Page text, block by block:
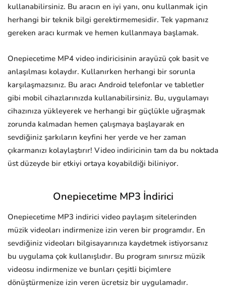
kullanabilirsiniz. Bu aracın en iyi yanı, onu kullanmak için
herhangi bir teknik bilgi gerektirmemesidir. Tek yapmanız
gereken aracı kurmak ve hemen kullanmaya başlamak.
Onepiecetime MP4 video indiricisinin arayüzü çok basit ve
anlaşılması kolaydır. Kullanırken herhangi bir sorunla
karşılaşmazsınız. Bu aracı Android telefonlar ve tabletler
gibi mobil cihazlarınızda kullanabilirsiniz. Bu, uygulamayı
cihazınıza yükleyerek ve herhangi bir güçlükle uğraşmak
zorunda kalmadan hemen çalışmaya başlayarak en
sevdiğiniz şarkıların keyfini her yerde ve her zaman
çıkarmanızı kolaylaştırır! Video indiricinin tam da bu noktada
üst düzeyde bir etkiyi ortaya koyabildiği biliniyor.
Onepiecetime MP3 İndirici
Onepiecetime MP3 indirici video paylaşım sitelerinden
müzik videoları indirmenize izin veren bir programdır. En
sevdiğiniz videoları bilgisayarınıza kaydetmek istiyorsanız
bu uygulama çok kullanışlıdır. Bu program sınırsız müzik
videosu indirmenize ve bunları çeşitli biçimlere
dönüştürmenize izin veren ücretsiz bir uygulamadır.